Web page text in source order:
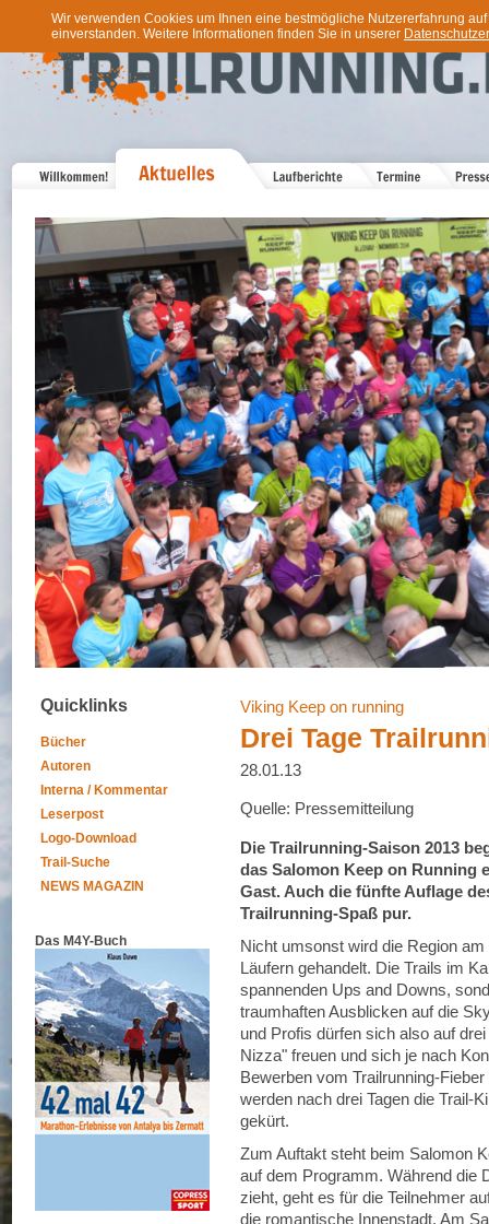
Wir verwenden Cookies um Ihnen eine bestmögliche Nutzererfahrung
einverstanden. Weitere Informationen finden Sie in unserer
Quicklinks
Bücher
Autoren
Interna / Kommentar
Leserpost
Logo-Download
Trail-Suche
NEWS MAGAZIN
Das M4Y-Buch
Viking Keep on running
Drei Tage
28.01.13
Quelle: Pressemitteilung
Die Trailrunning-Saison 2013
das Salomon Keep on Running
Gast. Auch die fünfte Auflage
Trailrunning-Spaß pur.
Nicht umsonst wird die Region
Läufern gehandelt. Die Trails im
spannenden Ups and Downs,
traumhaften Ausblicken auf die
und Profis dürfen sich also auf
Nizza" freuen und sich je nach
Bewerben vom Trailrunning-
werden nach drei Tagen die Trail-
gekürt.
Zum Auftakt steht beim Salomon
auf dem Programm. Während die
zieht, geht es für die Teilnehmer
die romantische Innenstadt. Am